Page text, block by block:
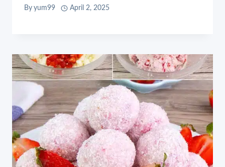
By yum99 April 2, 2025